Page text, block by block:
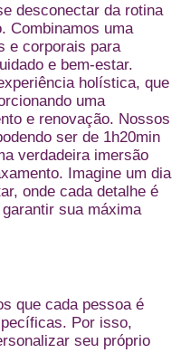
desconectar da rotina
Combinamos uma
e corporais para
e bem-estar.
holística, que
uma
e renovação. Nossos
ser de 1h20min
verdadeira imersão
Imagine um dia
onde cada detalhe é
sua máxima
que cada pessoa é
Por isso,
seu próprio